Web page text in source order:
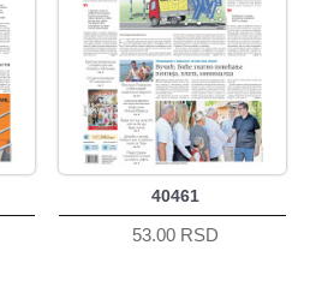
40461
53.00 RSD